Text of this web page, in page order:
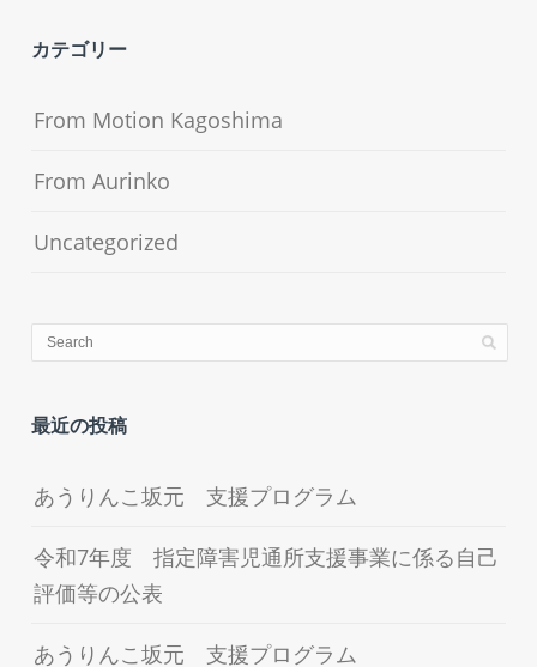
カテゴリー
From Motion Kagoshima
From Aurinko
Uncategorized
最近の投稿
あうりんこ坂元 支援プログラム
令和7年度 指定障害児通所支援事業に係る自己
評価等の公表
あうりんこ坂元 支援プログラム